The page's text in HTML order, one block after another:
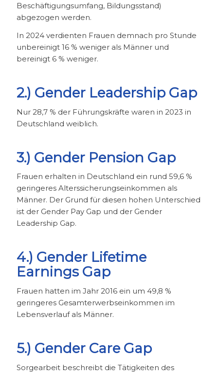
Beschäftigungsumfang, Bildungsstand)
abgezogen werden.
In 2024 verdienten Frauen demnach pro Stunde
unbereinigt 16 % weniger als Männer und
bereinigt 6 % weniger.
2.) Gender Leadership Gap
Nur 28,7 % der Führungskräfte waren in 2023 in
Deutschland weiblich.
3.) Gender Pension Gap
Frauen erhalten in Deutschland ein rund 59,6 %
geringeres Alterssicherungseinkommen als
Männer. Der Grund für diesen hohen Unterschied
ist der Gender Pay Gap und der Gender
Leadership Gap.
4.) Gender Lifetime
Earnings Gap
Frauen hatten im Jahr 2016 ein um 49,8 %
geringeres Gesamterwerbseinkommen im
Lebensverlauf als Männer.
5.) Gender Care Gap
Sorgearbeit beschreibt die Tätigkeiten des